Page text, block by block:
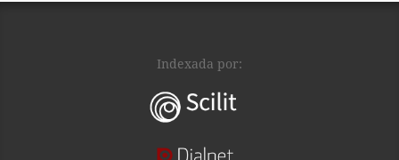
Indexada por: